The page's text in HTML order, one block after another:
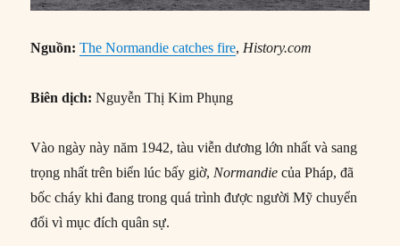
Nguồn:The Normandie catches fire,History.com
Biên dịch: Nguyễn Thị Kim Phụng
Vào ngày này năm 1942, tàu viễn dương lớn nhất và sang
trọng nhất trên biển lúc bấy giờ,Normandie của Pháp, đã
bốc cháy khi đang trong quá trình được người Mỹ chuyển
đổi vì mục đích quân sự.